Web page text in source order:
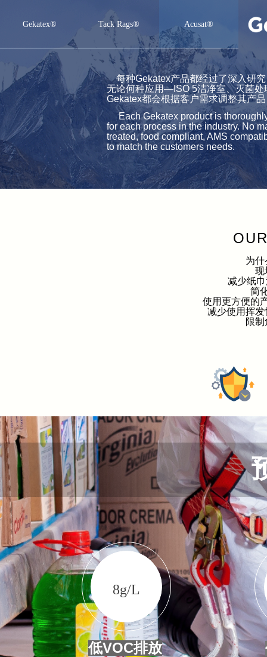
Gekatex®
Gekatex®
Tack Rags®
Tack Rags®
Acusat®
Acusat®
每种Gekatex产品都经过了深入研究
无论何种应用—ISO 5洁净室、灭菌
Gekatex都会根据客户需求调整其产品
Each Gekatex product is
for each process in the industry. No
treated, food compliant, AMS
to match the customers needs.
为
现
减少纸
简
使用更方便的
减少使用挥
限
8g/L
低VOC排放